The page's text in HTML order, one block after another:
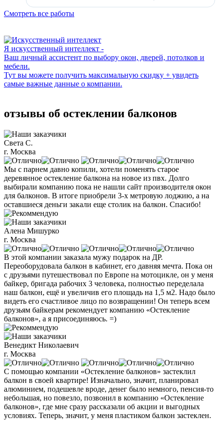
Смотреть все работы
Я искусственный интеллект -
Ваш личный ассистент по выбору окон, дверей, потолков и
мебели.
Тут вы можете получить максимальную скидку + увидеть
самые важные данные о компании.
отзывы об остеклении балконов
Света С.
г. Москва
Мы с парнем давно копили, хотели поменять старое
деревянное остекление балкона на новое из пвх. Долго
выбирали компанию пока не нашли сайт производителя окон
для балконов. В итоге приобрели 3-х метровую лоджию, а на
оставшиеся деньги закали еще столик на балкон. Спасибо!
Алена Мишурко
г. Москва
В этой компании заказала мужу подарок на ДР.
Переоборудовала балкон в кабинет, его давняя мечта. Пока он
с друзьями путешествовал по Европе на мотоцикле, он у меня
байкер, бригада рабочих 3 человека, полностью переделала
наш балкон, ещё и увеличив его площадь на 1,5 м2. Надо было
видеть его счастливое лицо по возвращении! Он теперь всем
друзьям байкерам рекомендует компанию «Остекление
балконов», а я присоединяюсь. =)
Венедикт Николаевич
г. Москва
С помощью компании «Остекление балконов» застеклил
балкон в своей квартире! Изначально, значит, планировал
алюминием, подешевле вроде, денег было немного, пенсия-то
небольшая, но повезло, позвонил в компанию «Остекление
балконов», где мне сразу рассказали об акции и выгодных
условиях. Теперь, значит, у меня пластиком балкон застеклен.